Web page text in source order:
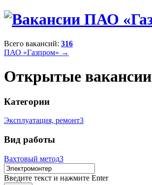
Всего вакансий: 316
ПАО «Газпром» →
Открытые вакансии
Категории
Эксплуатация, ремонт3
Вид работы
Вахтовый метод3
Введите текст и нажмите Enter